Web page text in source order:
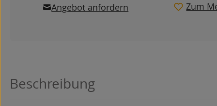
Angebot anfordern Zum
Beschreibung